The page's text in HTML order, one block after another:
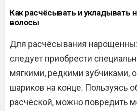
Как расчёсывать и укладывать
волосы
Для расчёсывания
следует приобрести
мягкими, редкими зубчиками,
шариков на конце. Пользуясь
расчёской, можно повредить